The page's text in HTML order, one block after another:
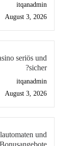
itqanadmin
August 3, 2026
seriös und
sicher?
itqanadmin
August 3, 2026
und